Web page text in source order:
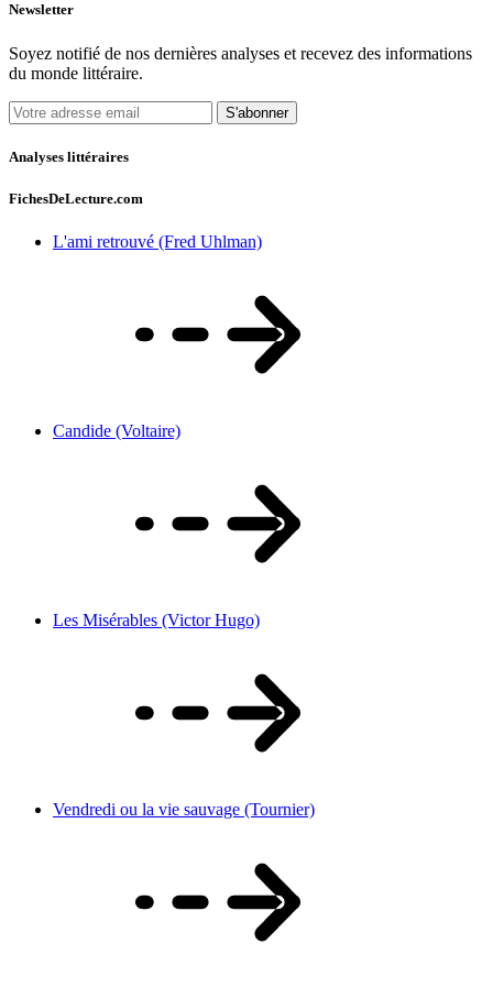
Newsletter
Soyez notifié de nos dernières analyses et recevez des informations
du monde littéraire.
S'abonner
Analyses littéraires
FichesDeLecture.com
L'ami retrouvé (Fred Uhlman)
Candide (Voltaire)
Les Misérables (Victor Hugo)
Vendredi ou la vie sauvage (Tournier)